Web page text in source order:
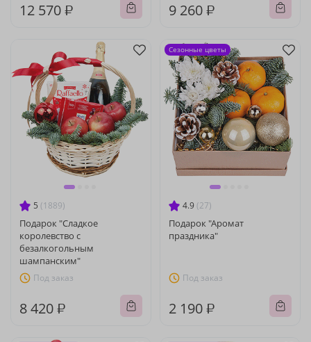
12 570 ₽ 9 260 ₽
5 (1889)
Подарок "Сладкое
королевство с
безалкогольным
шампанским"
Под заказ
8 420 ₽
4.9 (27)
Подарок "Аромат
праздника"
Под заказ
2 190 ₽
Сезонные цветы